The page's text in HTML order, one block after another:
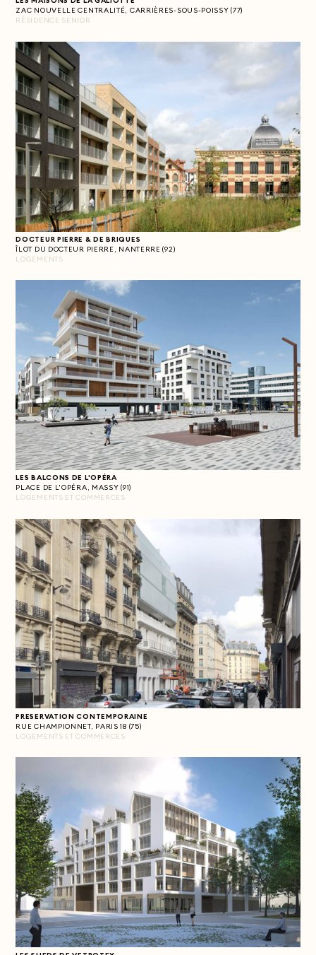
ZAC NOUVELLE CENTRALITÉ, CARRIÈRES-SOUS-POISSY (77)
RÉSIDENCE SENIOR
DOCTEUR PIERRE & DE BRIQUES
ÎLOT DU DOCTEUR PIERRE, NANTERRE (92)
LOGEMENTS
LES BALCONS DE L'OPÉRA
PLACE DE L'OPÉRA, MASSY (91)
LOGEMENTS ET COMMERCES
PRESERVATION CONTEMPORAINE
RUE CHAMPIONNET, PARIS 18 (75)
LOGEMENTS ET COMMERCES